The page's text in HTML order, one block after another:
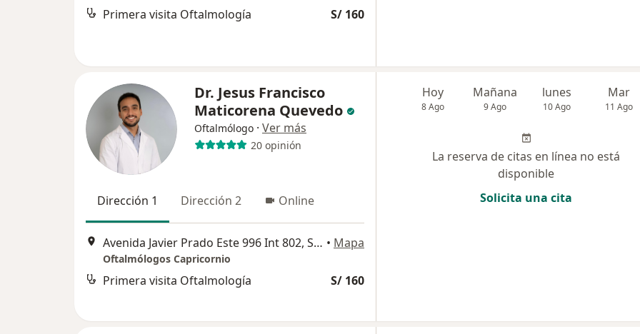
Primera visita Oftalmología S/ 160
Dr. Jesus Francisco
Maticorena Quevedo
Oftalmólogo · Ver más
20 opinión
Dirección 1 Dirección 2 Online
Avenida Javier Prado Este 996 Int 802, San Isidro • Mapa
Oftalmólogos Capricornio
Primera visita Oftalmología S/ 160
Hoy
8 Ago
Mañana
9 Ago
lunes
10 Ago
Mar
11 Ago
La reserva de citas en línea no está
disponible
Solicita una cita